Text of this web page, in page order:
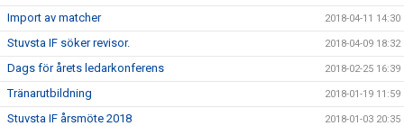
Import av matcher 2018-04-11 14:30
Stuvsta IF söker revisor. 2018-04-09 18:32
Dags för årets ledarkonferens 2018-02-25 16:39
Tränarutbildning 2018-01-19 11:59
Stuvsta IF årsmöte 2018 2018-01-03 20:35